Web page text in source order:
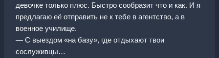
девочке только плюс. Быстро сообразит что и как. И я
предлагаю её отправить не к тебе в агентство, а в
военное училище.
— С выездом «на базу», где отдыхают твои
сослуживцы…